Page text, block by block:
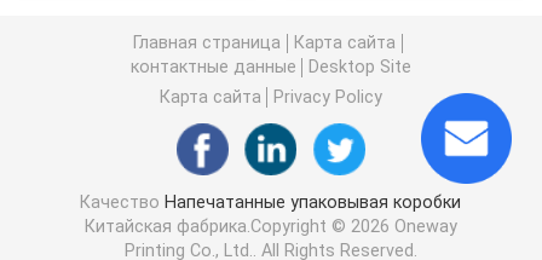
изготовленные на заказ напечатанные
изготовленные на заказ подарочные коробки
Подарочная коробка цветка
Главная страница
Карта сайта
контактные данные
Desktop Site
Карта сайта
Privacy Policy
Качество Напечатанные упаковывая коробки
Китайская фабрика.Copyright © 2026 Oneway
Printing Co., Ltd.. All Rights Reserved.